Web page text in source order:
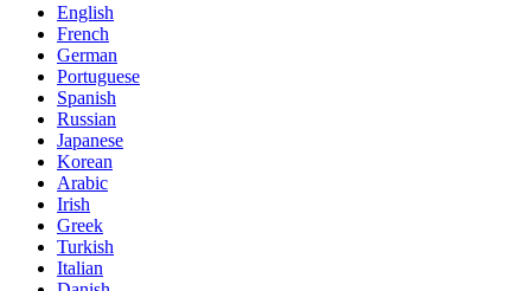
English
French
German
Portuguese
Spanish
Russian
Japanese
Korean
Arabic
Irish
Greek
Turkish
Italian